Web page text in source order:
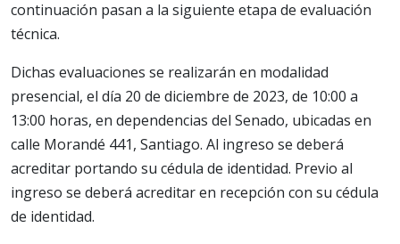
continuación pasan a la siguiente etapa de evaluación
técnica.
Dichas evaluaciones se realizarán en modalidad
presencial, el día 20 de diciembre de 2023, de 10:00 a
13:00 horas, en dependencias del Senado, ubicadas en
calle Morandé 441, Santiago. Al ingreso se deberá
acreditar portando su cédula de identidad. Previo al
ingreso se deberá acreditar en recepción con su cédula
de identidad.